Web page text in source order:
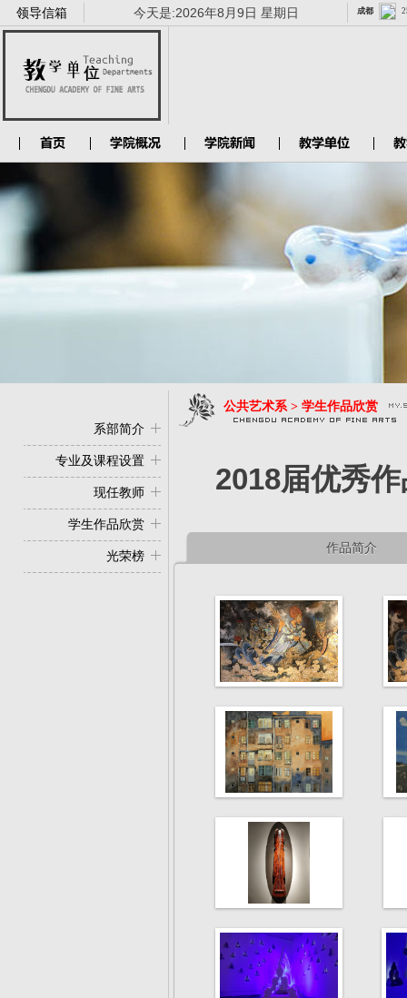
领导信箱 今天是:2026年8月9日 星期日
系部简介
专业及课程设置
现任教师
学生作品欣赏
光荣榜
公共艺术系 > 学生作品欣赏
2018届优秀
作品简介